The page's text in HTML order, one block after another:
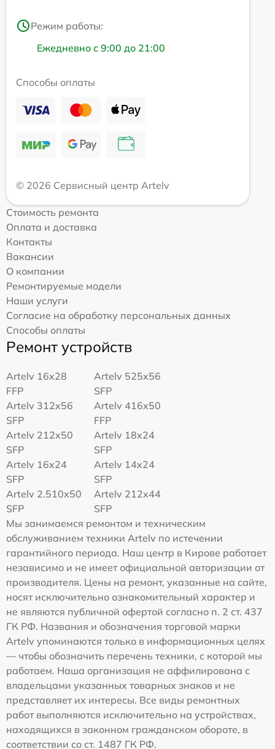
Режим работы:
Ежедневно с 9:00 до 21:00
Способы оплаты
© 2026 Сервисный центр Artelv
Стоимость ремонта
Оплата и доставка
Контакты
Вакансии
О компании
Ремонтируемые модели
Наши услуги
Согласие на обработку персональных данных
Способы оплаты
Ремонт устройств
Artelv 16x28
FFP
Artelv 525x56
SFP
Artelv 312x56
SFP
Artelv 416x50
FFP
Artelv 212x50
SFP
Artelv 18x24
SFP
Artelv 16x24
SFP
Artelv 14x24
SFP
Artelv 2.510x50
SFP
Artelv 212x44
SFP
Мы занимаемся ремонтом и техническим
обслуживанием техники Artelv по истечении
гарантийного периода. Наш центр в Кирове работает
независимо и не имеет официальной авторизации от
производителя. Цены на ремонт, указанные на сайте,
носят исключительно ознакомительный характер и
не являются публичной офертой согласно п. 2 ст. 437
ГК РФ. Названия и обозначения торговой марки
Artelv упоминаются только в информационных целях
— чтобы обозначить перечень техники, с которой мы
работаем. Наша организация не аффилирована с
владельцами указанных товарных знаков и не
представляет их интересы. Все виды ремонтных
работ выполняются исключительно на устройствах,
находящихся в законном гражданском обороте, в
соответствии со ст. 1487 ГК РФ.